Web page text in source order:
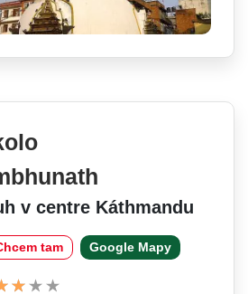
v centre Káthmandu
tam Google Mapy